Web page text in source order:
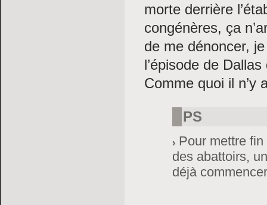
morte derrière
congénères, ça
de me dénoncer,
l’épisode de
Comme quoi il n’y
PS
Pour mettre
des abattoirs,
déjà